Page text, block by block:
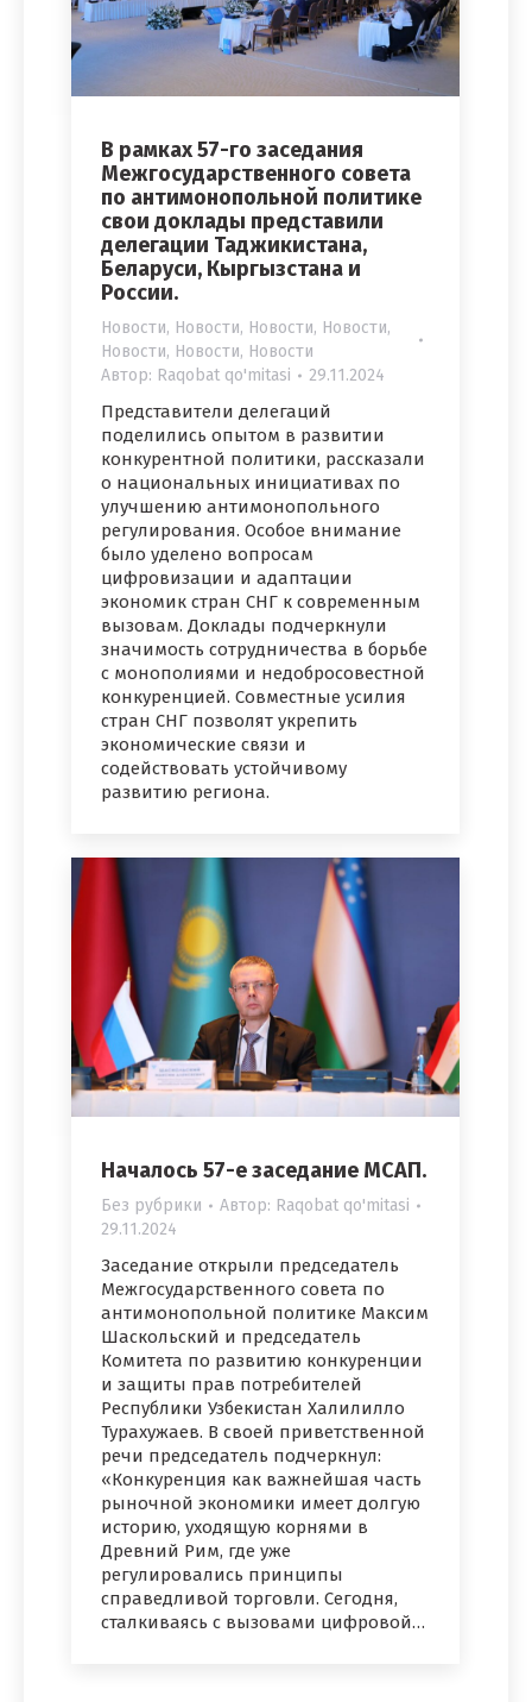
В рамках 57-го заседания
Межгосударственного совета
по антимонопольной политике
свои доклады представили
делегации Таджикистана,
Беларуси, Кыргызстана и
России.
Новости, Новости, Новости, Новости,
Новости, Новости, Новости
Автор: Raqobat qo'mitasi 29.11.2024
Представители делегаций
поделились опытом в развитии
конкурентной политики, рассказали
о национальных инициативах по
улучшению антимонопольного
регулирования. Особое внимание
было уделено вопросам
цифровизации и адаптации
экономик стран СНГ к современным
вызовам. Доклады подчеркнули
значимость сотрудничества в борьбе
с монополиями и недобросовестной
конкуренцией. Совместные усилия
стран СНГ позволят укрепить
экономические связи и
содействовать устойчивому
развитию региона.
Началось 57-е заседание МСАП.
Без рубрики Автор: Raqobat qo'mitasi
29.11.2024
Заседание открыли председатель
Межгосударственного совета по
антимонопольной политике Максим
Шаскольский и председатель
Комитета по развитию конкуренции
и защиты прав потребителей
Республики Узбекистан Халилилло
Турахужаев. В своей приветственной
речи председатель подчеркнул:
«Конкуренция как важнейшая часть
рыночной экономики имеет долгую
историю, уходящую корнями в
Древний Рим, где уже
регулировались принципы
справедливой торговли. Сегодня,
сталкиваясь с вызовами цифровой…